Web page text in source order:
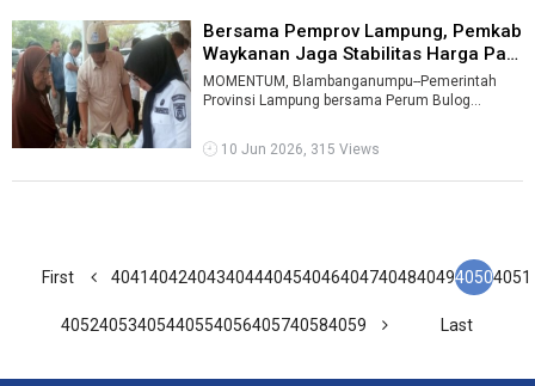
Bersama Pemprov Lampung, Pemkab
Waykanan Jaga Stabilitas Harga Pa
...
MOMENTUM, Blambanganumpu--Pemerintah
Provinsi Lampung bersama Perum Bulog
Pasar ...
10 Jun 2026, 315 Views
First 40414042404340444045404640474048404940504051
40524053405440554056405740584059 Last